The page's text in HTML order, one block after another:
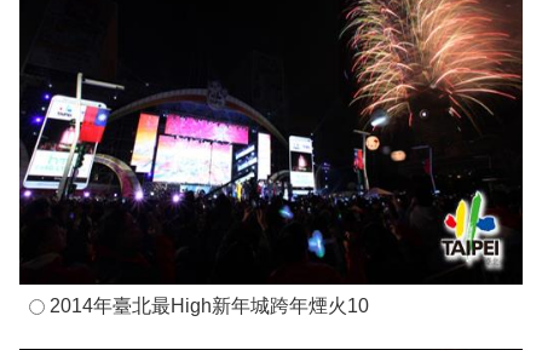
2014年臺北最High新年城跨年煙火10